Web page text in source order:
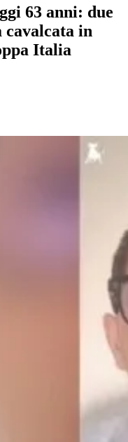
63 anni: due
in
Italia